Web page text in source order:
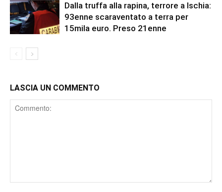
Dalla truffa alla rapina, terrore a Ischia:
93enne scaraventato a terra per
15mila euro. Preso 21enne
LASCIA UN COMMENTO
Comment